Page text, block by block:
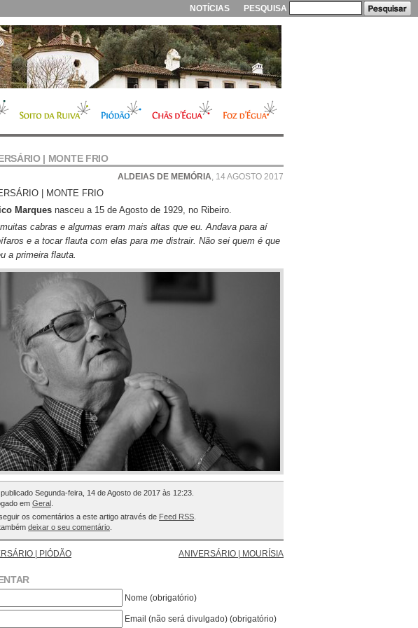
PESQUISA
NOTÍCIAS
| MONTE FRIO
ALDEIAS DE MEMÓRIA, 14 AGOSTO 2017
| MONTE FRIO
Marques nasceu a 15 de Agosto de 1929, no Ribeiro.
cabras e algumas eram mais altas que eu. Andava para aí
e a tocar flauta com elas para me distrair. Não sei quem é que
a primeira flauta.
Segunda-feira, 14 de Agosto de 2017 às 12:23.
em Geral
os comentários a este artigo através de Feed RSS
deixar o seu comentário
| PIÓDÃO ANIVERSÁRIO | MOURÍSIA
Nome (obrigatório)
Email (não será divulgado) (obrigatório)